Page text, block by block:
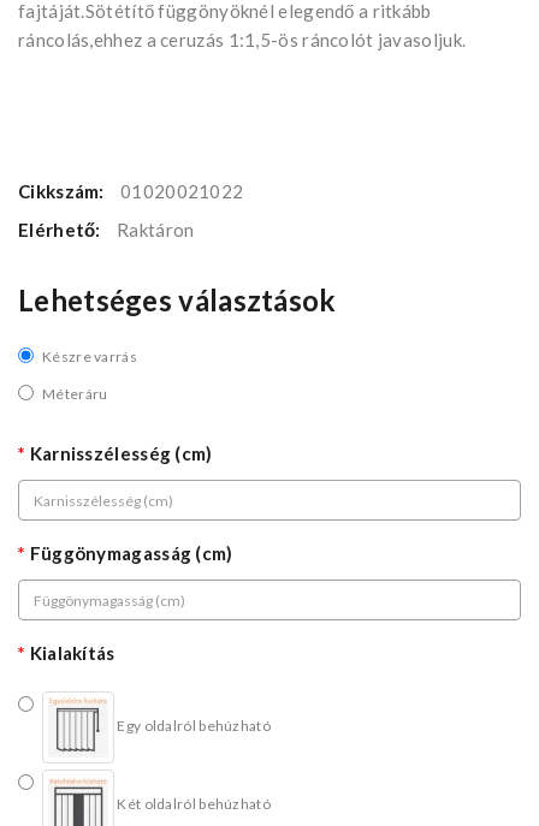
fajtáját.Sötétítő függönyöknél elegendő a ritkább
ráncolás,ehhez a ceruzás 1:1,5-ös ráncolót javasoljuk.
Cikkszám:
01020021022
Elérhető:
Raktáron
Lehetséges választások
Készre varrás
Méteráru
Karnisszélesség (cm)
Függönymagasság (cm)
Kialakítás
Egy oldalról behúzható
Két oldalról behúzható